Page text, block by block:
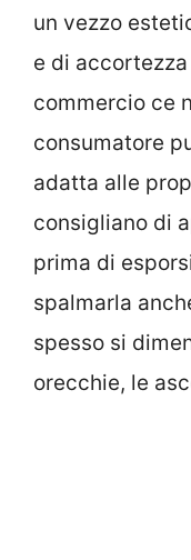
un vezzo
e di
commercio ce
consumatore
adatta alle
consigliano di
prima di
spalmarla
spesso si
orecchie, le